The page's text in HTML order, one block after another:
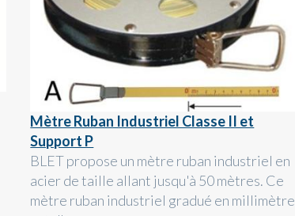
Mètre Ruban Industriel Classe II et
Support P
BLET propose un mètre ruban industriel en
acier de taille allant jusqu'à 50 mètres. Ce
mètre ruban industriel gradué en millimètre